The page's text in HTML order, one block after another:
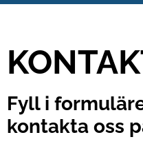
Fyll i
kontakta oss